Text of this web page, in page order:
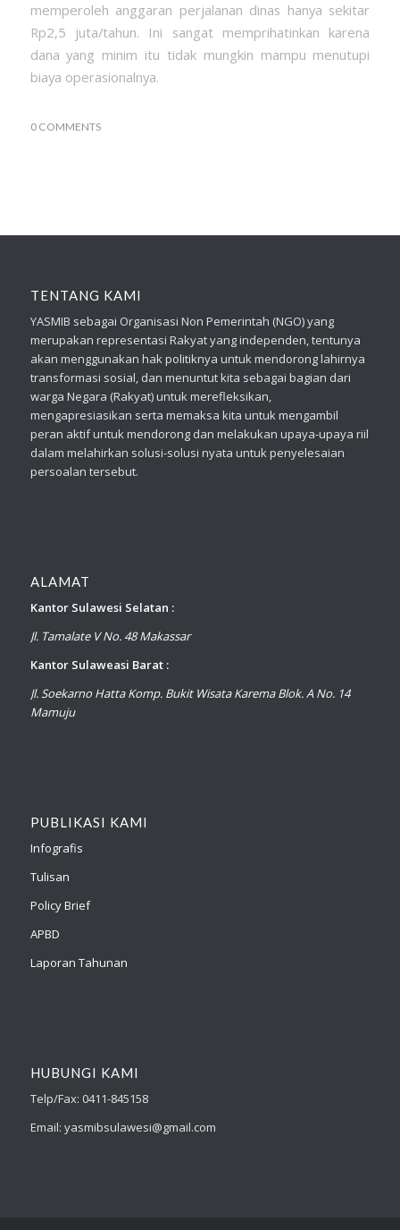
memperoleh anggaran perjalanan dinas hanya sekitar
Rp2,5 juta/tahun. Ini sangat memprihatinkan karena
dana yang minim itu tidak mungkin mampu menutupi
biaya operasionalnya.
0 COMMENTS
TENTANG KAMI
YASMIB sebagai Organisasi Non Pemerintah (NGO) yang
merupakan representasi Rakyat yang independen, tentunya
akan menggunakan hak politiknya untuk mendorong lahirnya
transformasi sosial, dan menuntut kita sebagai bagian dari
warga Negara (Rakyat) untuk merefleksikan,
mengapresiasikan serta memaksa kita untuk mengambil
peran aktif untuk mendorong dan melakukan upaya-upaya riil
dalam melahirkan solusi-solusi nyata untuk penyelesaian
persoalan tersebut.
ALAMAT
Kantor Sulawesi Selatan :
Jl. Tamalate V No. 48 Makassar
Kantor Sulaweasi Barat :
Jl. Soekarno Hatta Komp. Bukit Wisata Karema Blok. A No. 14
Mamuju
PUBLIKASI KAMI
Infografis
Tulisan
Policy Brief
APBD
Laporan Tahunan
HUBUNGI KAMI
Telp/Fax: 0411-845158
Email: yasmibsulawesi@gmail.com